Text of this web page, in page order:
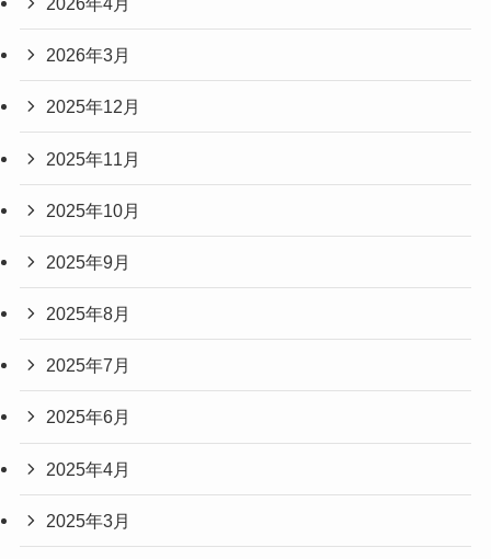
2026年3月
2025年12月
2025年11月
2025年10月
2025年9月
2025年8月
2025年7月
2025年6月
2025年4月
2025年3月